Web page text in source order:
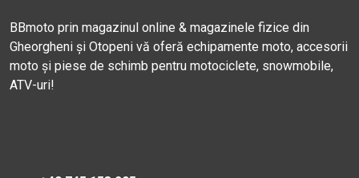
BBmoto prin magazinul online & magazinele fizice din
Gheorgheni și Otopeni vă oferă echipamente moto, accesorii
moto și piese de schimb pentru motociclete, snowmobile,
ATV-uri!